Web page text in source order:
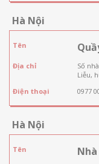
Hà Nội
Tên
Địa chỉ
Số
Liễu,
Điện thoại
0977
Hà Nội
Tên Nhà